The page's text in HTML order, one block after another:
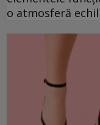
o atmosferă